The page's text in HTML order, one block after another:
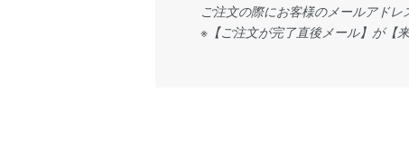
ご注文の際にお客様のメールアドレ
※【ご注文が完了直後メール】が【